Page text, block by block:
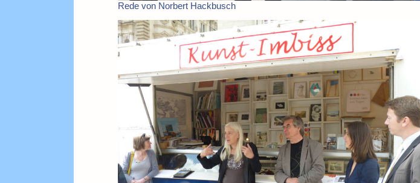
Rede von Norbert Hackbusch